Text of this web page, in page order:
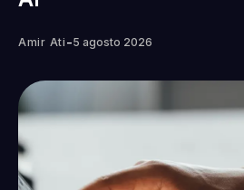
Amir Ati -5 agosto 2026